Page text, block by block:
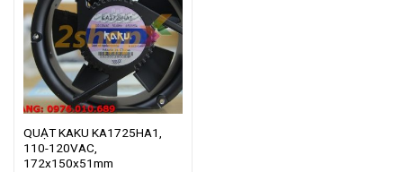
QUẠT KAKU KA1725HA1,
110-120VAC,
172x150x51mm